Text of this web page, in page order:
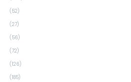
(52)
(27)
(56)
(72)
(126)
(185)